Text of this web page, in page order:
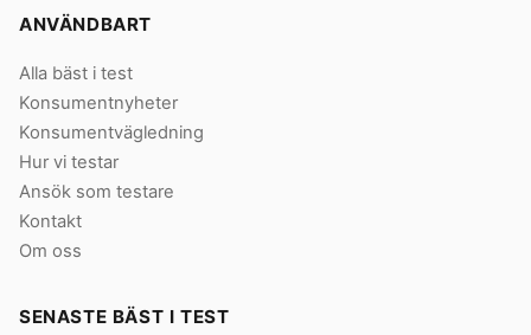
ANVÄNDBART
Alla bäst i test
Konsumentnyheter
Konsumentvägledning
Hur vi testar
Ansök som testare
Kontakt
Om oss
SENASTE BÄST I TEST